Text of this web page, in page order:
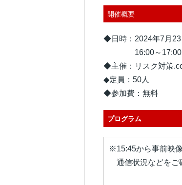
開催概要
◆日時：2024年7月23
16:00～17:00（
◆主催：リスク対策
◆定員：50人
◆参加費：無料
プログラム
※15:45から事前映
通信状況などをご